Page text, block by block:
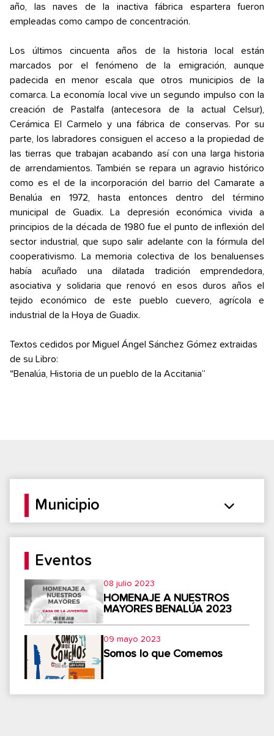
año, las naves de la inactiva fábrica espartera fueron
empleadas como campo de concentración.
Los últimos cincuenta años de la historia local están
marcados por el fenómeno de la emigración, aunque
padecida en menor escala que otros municipios de la
comarca. La economía local vive un segundo impulso con la
creación de Pastalfa (antecesora de la actual Celsur),
Cerámica El Carmelo y una fábrica de conservas. Por su
parte, los labradores consiguen el acceso a la propiedad de
las tierras que trabajan acabando así con una larga historia
de arrendamientos. También se repara un agravio histórico
como es el de la incorporación del barrio del Camarate a
Benalúa en 1972, hasta entonces dentro del término
municipal de Guadix. La depresión económica vivida a
principios de la década de 1980 fue el punto de inflexión del
sector industrial, que supo salir adelante con la fórmula del
cooperativismo. La memoria colectiva de los benaluenses
había acuñado una dilatada tradición emprendedora,
asociativa y solidaria que renovó en esos duros años el
tejido económico de este pueblo cuevero, agrícola e
industrial de la Hoya de Guadix.
Textos cedidos por Miguel Ángel Sánchez Gómez extraidas
de su Libro:
“Benalúa, Historia de un pueblo de la Accitania”
Municipio
Eventos
08 julio 2023
HOMENAJE A NUESTROS
MAYORES BENALÚA 2023
09 mayo 2023
Somos lo que Comemos